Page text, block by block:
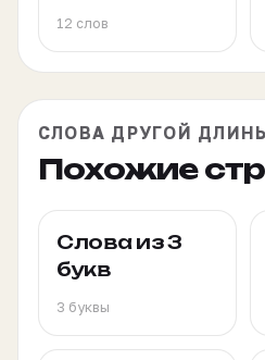
12 слов
СЛОВА ДРУГОЙ
Похожие
Слова из 3
букв
3 буквы